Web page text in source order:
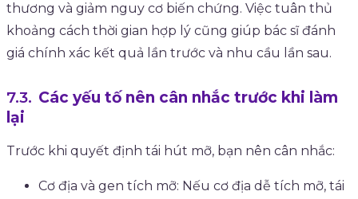
thương và giảm nguy cơ biến chứng. Việc tuân thủ
khoảng cách thời gian hợp lý cũng giúp bác sĩ đánh
giá chính xác kết quả lần trước và nhu cầu lần sau.
Các yếu tố nên cân nhắc trước khi làm
lại
Trước khi quyết định tái hút mỡ, bạn nên cân nhắc:
Cơ địa và gen tích mỡ: Nếu cơ địa dễ tích mỡ, tái